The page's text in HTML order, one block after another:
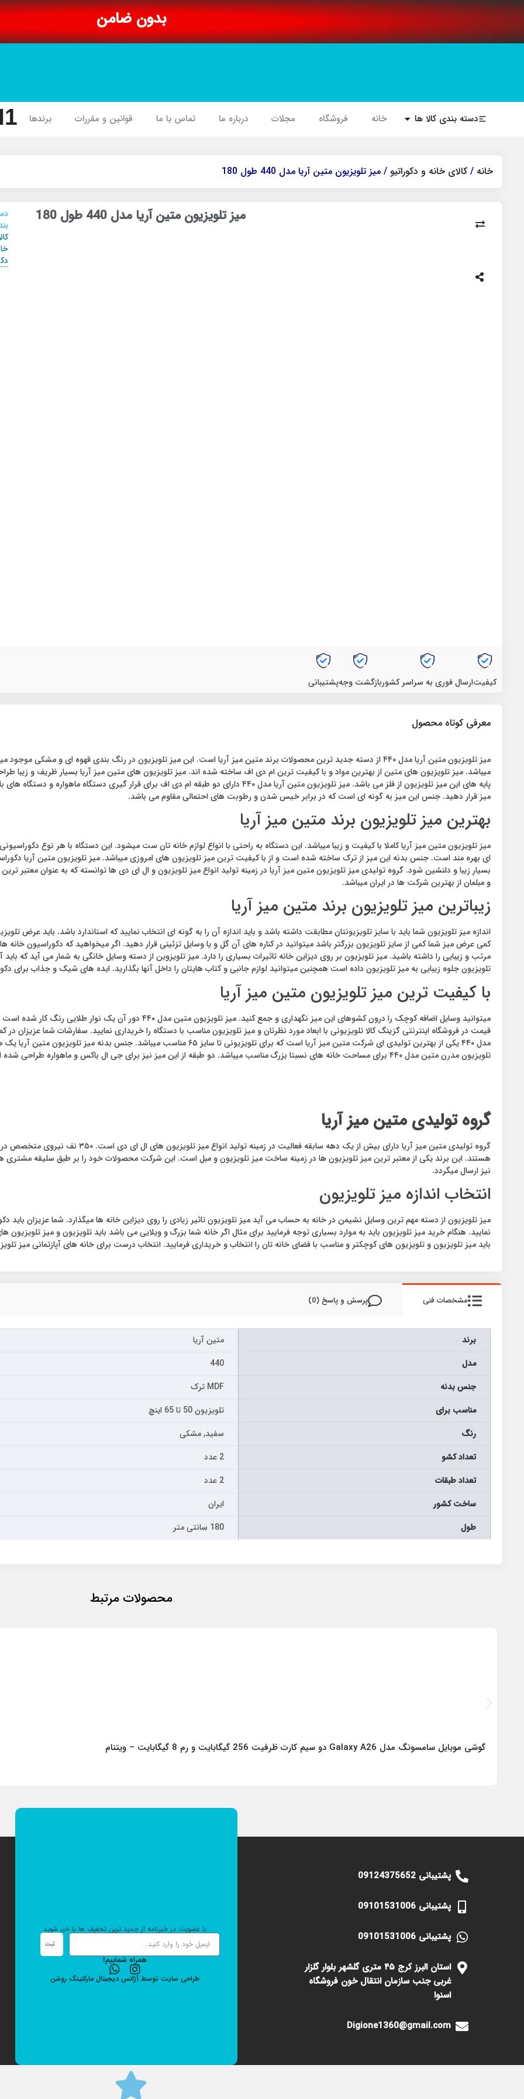
بدون ضامن
دسته بندی کالا ها خانه فروشگاه مجلات درباره ما تماس با ما قوانین و مقررات برندها
خانه / کالای خانه و دکوراتیو / میز تلویزیون متین آریا مدل 440 طول 180
میز تلویزیون متین آریا مدل 440 طول 180
کیفیتارسال فوری به سراسر کشوربازگشت وجهپشتیبانی
معرفی کوتاه محصول
میز تلویزیون متین آریا مدل ۴۴۰ از دسته جدید ترین محصولات برند متین میز آریا است. این میز تلویزیون در رنگ بندی قهوه ای و
میباشد. میز تلویزیون های متین از بهترین مواد و با کیفیت ترین ام دی اف ساخته شده اند. میز تلویزیون های متین میز آریا بسیار ظریف و زیبا
میز قرار دهید. جنس این میز به گونه ای است که در برابر خیس شدن و رطوبت های احتمالی مقاوم می باشد.
بهترین میز تلویزیون برند متین میز آریا
میز تلویزیون متین میز آریا کاملا با کیفیت و زیبا میباشد. این دستگاه به راحتی با انواع لوازم خانه تان ست میشود. این دستگاه با هر نوع
ای بهره مند است. جنس بدنه این میز از ترک ساخته شده است و از با کیفیت ترین میز تلویزیون های امروزی میباشد. میز تلویزیون متین آریا
بسیار زیبا و دلنشین شود. گروه تولیدی میز تلویزیون متین میز آریا در زمینه تولید انواع میز تلویزیون و ال ای دی ها توانسته که به عنوان معتبر
و مبلمان از بهترین شرکت ها در ایران میباشد.
زیباترین میز تلویزیون برند متین میز آریا
اندازه میز تلویزیون شما باید با سایز تلویزیونتان مطابقت داشته باشد و باید اندازه آن را به گونه ای انتخاب نمایید که استاندارد باشد. باید عرض
کمی عرض میز شما کمی از سایز تلویزیون بزرگتر باشد میتوانید در کناره های آن گل و یا وسایل تزئینی قرار دهید. اگر میخواهید که دکوراسیون خانه
مرتب و زیبایی را داشته باشید. میز تلویزیون بر روی دیزاین خانه تاثیرات بسیاری را دارد. میز تلویزوین از دسته وسایل خانگی به شمار می آید که
تلویزیون جلوه زیبایی به میز تلویزیون داده است همچنین میتوانید لوازم جانبی و کتاب هایتان را داخل آنها بگذارید. ایده های شیک و جذاب برای
با کیفیت ترین میز تلویزیون متین میز آریا
میتوانید وسایل اضافه کوچک را درون کشوهای این میز نگهداری و جمع کنید.
قیمت در فروشگاه اینترنتی گزینگ کالا تلویزیونی با ابعاد مورد نظرتان و میز تلویزیون مناسب با دستگاه را خریداری نمایید. سفارشات شما عزیزان
مدل ۴۴۰ یکی از بهترین تولیدی ای شرکت متین میز آریا است که برای تلویزیونی تا سایز ۶۵
تلویزیون مدرن متین مدل ۴۴۰ برای مساحت خانه های نسبتا بزرگ مناسب میباشد. دو طبقه از این میز نیز برای جی ال باکس و ماهواره طراحی شده است.
گروه تولیدی متین میز آریا
گروه تولیدی متین میز آریا دارای بیش از یک دهه
هستند. این برند یکی از معتبر ترین میز تلویزیون ها در زمینه ساخت میز تلویزیون و مبل است. این شرکت محصولات خود را بر طبق سلیقه
نیز ارسال میگردد.
انتخاب اندازه میز تلویزیون
میز تلویزیون از دسته مهم ترین وسایل نشیمن در خانه به حساب می آید میز تلویزیون تاثیر زیادی را روی دیزاین خانه ها میگذارد. شما عزیزان
نمایید. هنگام خرید میز تلویزیون باید به موارد بسیاری توجه فرمایید برای مثال اگر خانه شما بزرگ و ویلایی می باشد باید تلویزیون و میز
باید میز تلویزیون و تلویزیون های کوچکتر و مناسب با فضای خانه تان را انتخاب و خریداری فرمایید. انتخاب درست برای خانه های آپازتمانی میز
مشخصات فنی پرسش و پاسخ (0)
برند
متین آریا
مدل
440
جنس بدنه
MDF ترک
مناسب برای
تلویزیون 50 تا 65 اینچ
رنگ
سفید, مشکی
تعداد کشو
2 عدد
تعداد طبقات
2 عدد
ساخت کشور
ایران
طول
180 سانتی متر
محصولات مرتبط
گوشی موبایل سامسونگ مدل Galaxy A26 دو سیم کارت ظرفیت 256 گیگابایت و رم 8 گیگابایت – ویتنام
پشتیبانی 09124375652
پشتیبانی 09101531006
پشتیبانی 09101531006
استان البرز کرج ۴۵ متری گلشهر بلوار گلزار
غربی جنب سازمان انتقال خون فروشگاه
اسنوا
Digione1360@gmail.com
با عضویت در خبرنامه از جدید ترین تخفیف ها با خبر شوید
ثبت
همراه شماییم!
طراحی سایت توسطآژانس دیجیتال مارکتینگ روشن